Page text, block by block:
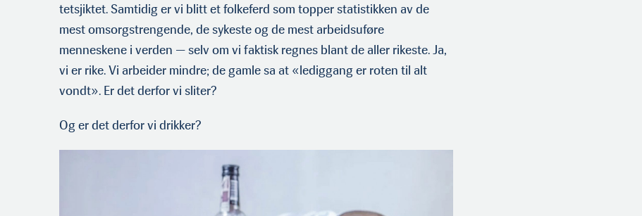
tetsjiktet. Samtidig er vi blitt et folkeferd som topper statistikken av de
mest omsorgstrengende, de sykeste og de mest arbeidsuføre
menneskene i verden — selv om vi faktisk regnes blant de aller rikeste. Ja,
vi er rike. Vi arbeider mindre; de gamle sa at «lediggang er roten til alt
vondt». Er det derfor vi sliter?
Og er det derfor vi drikker?